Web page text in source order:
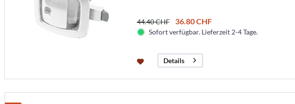
44.40 CHF 36.80 CHF
Sofort verfügbar. Lieferzeit 2-4 Tage.
Details